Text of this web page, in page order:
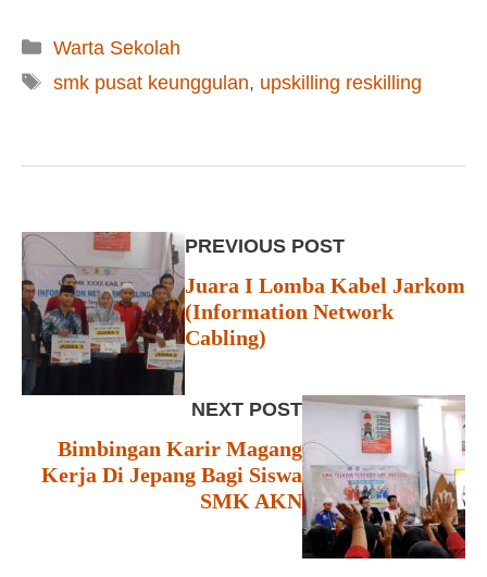
Kategori
Warta Sekolah
Tag
smk pusat keunggulan, upskilling reskilling
PREVIOUS POST
Juara I Lomba Kabel Jarkom
(Information Network
Cabling)
NEXT POST
Bimbingan Karir Magang
Kerja Di Jepang Bagi Siswa
SMK AKN